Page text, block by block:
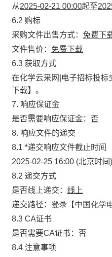
从2025-02-21 00:00起至
6.2 购标
采购文件出售方式： 免费下
文件售价： 免费下载
6.3 获取方式
在化学云采网|电子招标投
下载】。
7. 响应保证金
是否需要响应保证金： 否
8. 响应文件的递交
8.1 *递交响应文件截止时间
2025-02-25 16:00 (北京时间)
8.2 递交方式
是否线上递交： 线上
递交路径： 登录【中国化学
8.3 CA证书
是否需要CA证书：否
8.4 注意事项